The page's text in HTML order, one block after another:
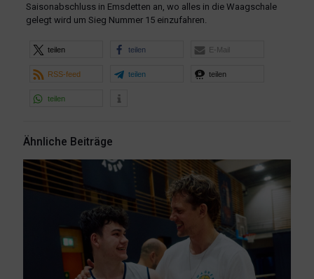
Saisonabschluss in Emsdetten an, wo alles in die Waagschale
gelegt wird um Sieg Nummer 15 einzufahren.
teilen teilen E-Mail
RSS-feed teilen teilen
teilen
Ähnliche Beiträge